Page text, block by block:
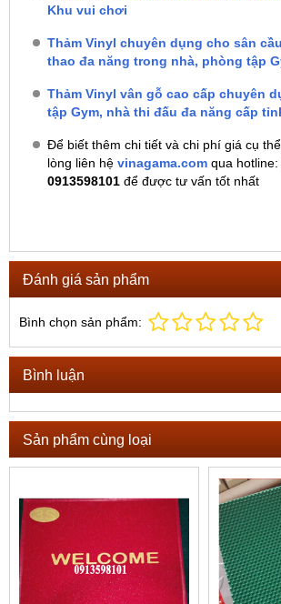
Khu vui chơi
Thảm Vinyl chuyên dụng cho sân
thao đa năng trong nhà, phòng tập
Thảm Vinyl vân gỗ cao cấp chuyên
tập Gym, nhà thi đấu đa năng cấp
Để biết thêm chi tiết và chi phí giá cụ
lòng liên hệ vinagama.com qua hotline:
0913598101 để được tư vấn tốt nhất
Đánh giá sản phẩm
Bình chọn sản phẩm:
Bình luận
Sản phẩm cùng loại